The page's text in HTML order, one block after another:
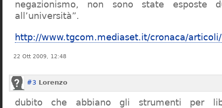
negazionismo, non sono state esposte
all’università”.
http://www.tgcom.mediaset.it/cronaca/
22 Ott 2009, 12:48
#3 Lorenzo
dubito che abbiano gli strumenti per